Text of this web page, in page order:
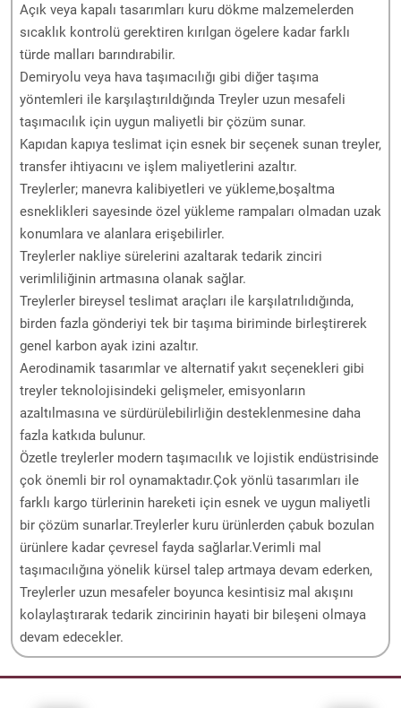
Açık veya kapalı tasarımları kuru dökme malzemelerden
sıcaklık kontrolü gerektiren kırılgan ögelere kadar farklı
türde malları barındırabilir.
Demiryolu veya hava taşımacılığı gibi diğer taşıma
yöntemleri ile karşılaştırıldığında Treyler uzun mesafeli
taşımacılık için uygun maliyetli bir çözüm sunar.
Kapıdan kapıya teslimat için esnek bir seçenek sunan treyler,
transfer ihtiyacını ve işlem maliyetlerini azaltır.
Treylerler; manevra kalibiyetleri ve yükleme,boşaltma
esneklikleri sayesinde özel yükleme rampaları olmadan uzak
konumlara ve alanlara erişebilirler.
Treylerler nakliye sürelerini azaltarak tedarik zinciri
verimliliğinin artmasına olanak sağlar.
Treylerler bireysel teslimat araçları ile karşılatrılıdığında,
birden fazla gönderiyi tek bir taşıma biriminde birleştirerek
genel karbon ayak izini azaltır.
Aerodinamik tasarımlar ve alternatif yakıt seçenekleri gibi
treyler teknolojisindeki gelişmeler, emisyonların
azaltılmasına ve sürdürülebilirliğin desteklenmesine daha
fazla katkıda bulunur.
Özetle treylerler modern taşımacılık ve lojistik endüstrisinde
çok önemli bir rol oynamaktadır.Çok yönlü tasarımları ile
farklı kargo türlerinin hareketi için esnek ve uygun maliyetli
bir çözüm sunarlar.Treylerler kuru ürünlerden çabuk bozulan
ürünlere kadar çevresel fayda sağlarlar.Verimli mal
taşımacılığına yönelik kürsel talep artmaya devam ederken,
Treylerler uzun mesafeler boyunca kesintisiz mal akışını
kolaylaştırarak tedarik zincirinin hayati bir bileşeni olmaya
devam edecekler.